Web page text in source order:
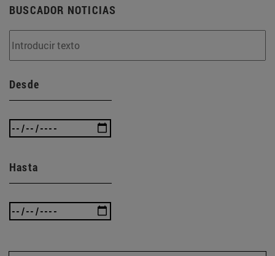
BUSCADOR NOTICIAS
Desde
Hasta